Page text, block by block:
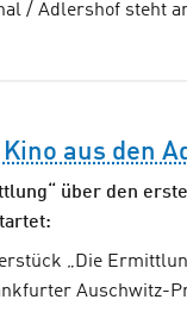
/ Adlershof steht
Kino aus den
über den
„Die
Auschwitz-